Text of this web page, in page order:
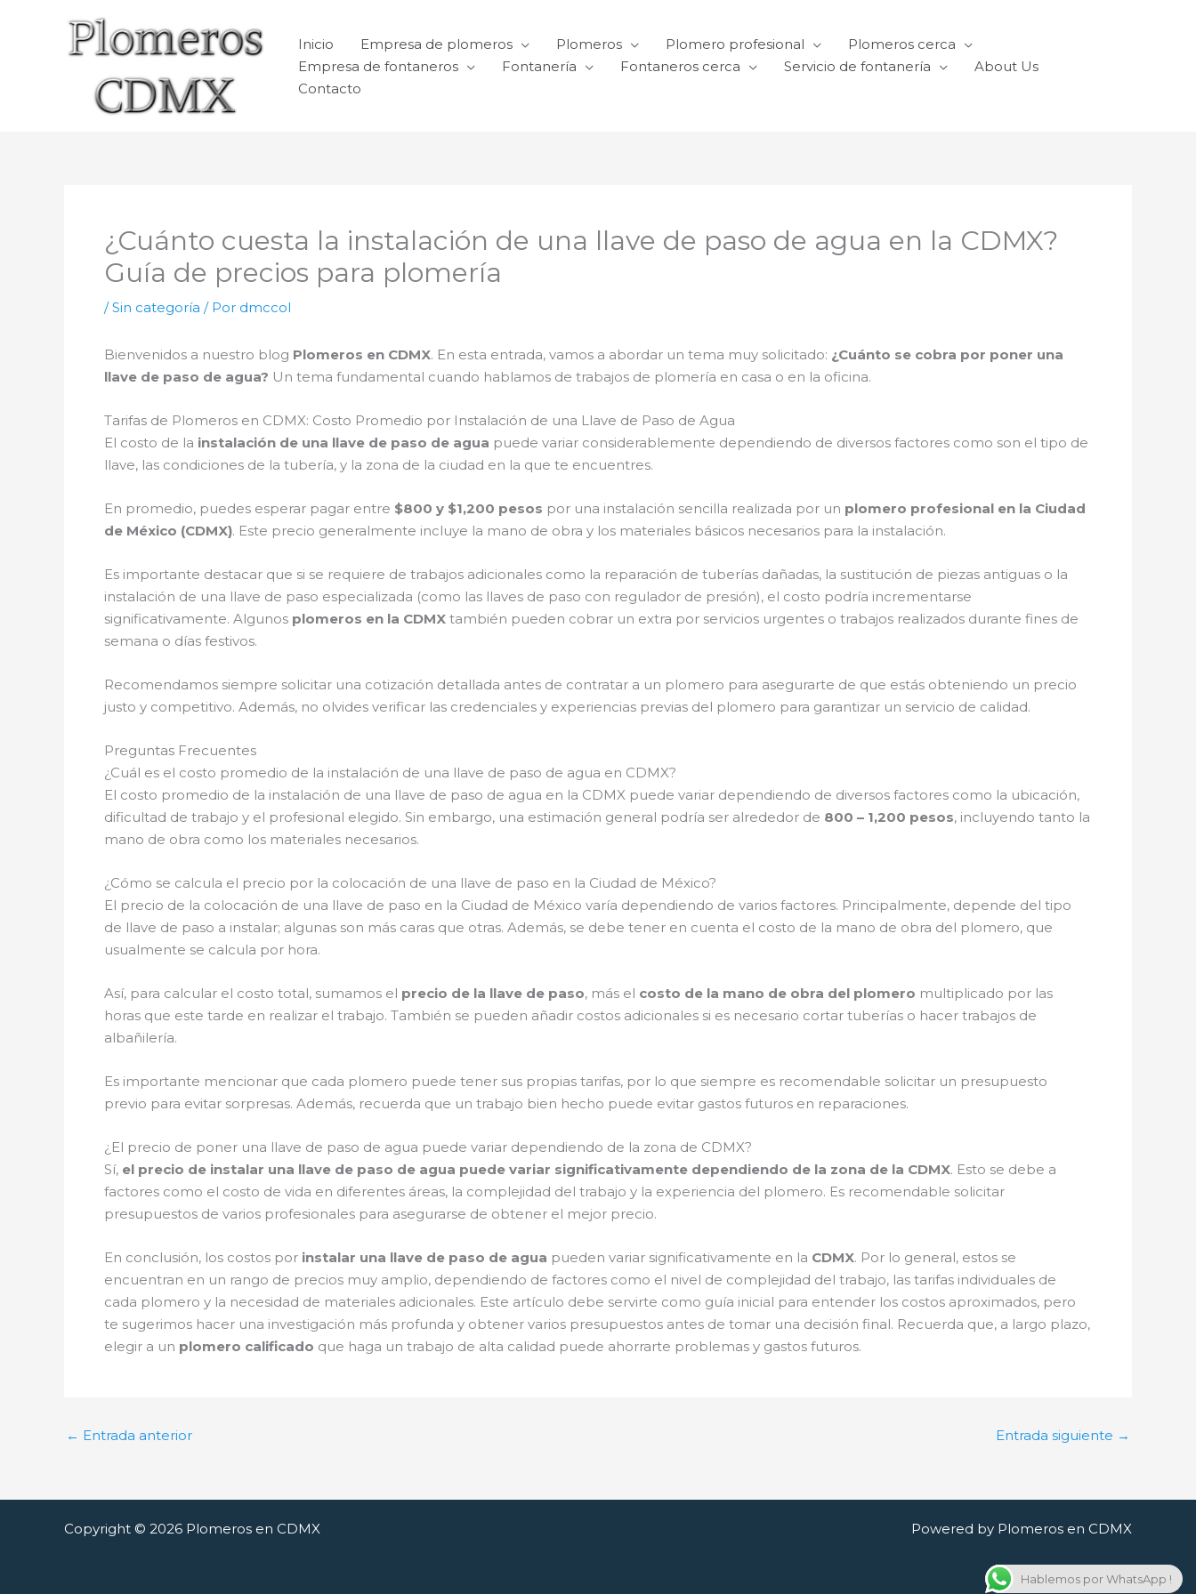
Inicio Empresa de plomeros Plomeros Plomero profesional
Plomeros cerca
Empresa de fontaneros
Fontanería Fontaneros cerca Servicio de fontanería
About Us
Contacto
¿Cuánto cuesta la instalación de una llave de paso de agua en la CDMX?
Guía de precios para plomería
/Sin categoría / Por dmccol
Bienvenidos a nuestro blog Plomeros en CDMX. En esta entrada, vamos a abordar un tema muy solicitado: ¿Cuánto se cobra por poner una
llave de paso de agua? Un tema fundamental cuando hablamos de trabajos de plomería en casa o en la oficina.
Tarifas de Plomeros en CDMX: Costo Promedio por Instalación de una Llave de Paso de Agua
El costo de la instalación de una llave de paso de agua puede variar considerablemente dependiendo de diversos factores como son el tipo de
llave, las condiciones de la tubería, y la zona de la ciudad en la que te encuentres.
En promedio, puedes esperar pagar entre $800 y $1,200 pesos por una instalación sencilla realizada por un plomero profesional en la Ciudad
de México (CDMX). Este precio generalmente incluye la mano de obra y los materiales básicos necesarios para la instalación.
Es importante destacar que si se requiere de trabajos adicionales como la reparación de tuberías dañadas, la sustitución de piezas antiguas o la
instalación de una llave de paso especializada (como las llaves de paso con regulador de presión), el costo podría incrementarse
significativamente. Algunos plomeros en la CDMX también pueden cobrar un extra por servicios urgentes o trabajos realizados durante fines de
semana o días festivos.
Recomendamos siempre solicitar una cotización detallada antes de contratar a un plomero para asegurarte de que estás obteniendo un precio
justo y competitivo. Además, no olvides verificar las credenciales y experiencias previas del plomero para garantizar un servicio de calidad.
Preguntas Frecuentes
¿Cuál es el costo promedio de la instalación de una llave de paso de agua en CDMX?
El costo promedio de la instalación de una llave de paso de agua en la CDMX puede variar dependiendo de diversos factores como la ubicación,
dificultad de trabajo y el profesional elegido. Sin embargo, una estimación general podría ser alrededor de 800 – 1,200 pesos, incluyendo tanto la
mano de obra como los materiales necesarios.
¿Cómo se calcula el precio por la colocación de una llave de paso en la Ciudad de México?
El precio de la colocación de una llave de paso en la Ciudad de México varía dependiendo de varios factores. Principalmente, depende del tipo
de llave de paso a instalar; algunas son más caras que otras. Además, se debe tener en cuenta el costo de la mano de obra del plomero, que
usualmente se calcula por hora.
Así, para calcular el costo total, sumamos el precio de la llave de paso, más el costo de la mano de obra del plomero multiplicado por las
horas que este tarde en realizar el trabajo. También se pueden añadir costos adicionales si es necesario cortar tuberías o hacer trabajos de
albañilería.
Es importante mencionar que cada plomero puede tener sus propias tarifas, por lo que siempre es recomendable solicitar un presupuesto
previo para evitar sorpresas. Además, recuerda que un trabajo bien hecho puede evitar gastos futuros en reparaciones.
¿El precio de poner una llave de paso de agua puede variar dependiendo de la zona de CDMX?
Sí, el precio de instalar una llave de paso de agua puede variar significativamente dependiendo de la zona de la CDMX. Esto se debe a
factores como el costo de vida en diferentes áreas, la complejidad del trabajo y la experiencia del plomero. Es recomendable solicitar
presupuestos de varios profesionales para asegurarse de obtener el mejor precio.
En conclusión, los costos por instalar una llave de paso de agua pueden variar significativamente en la CDMX. Por lo general, estos se
encuentran en un rango de precios muy amplio, dependiendo de factores como el nivel de complejidad del trabajo, las tarifas individuales de
cada plomero y la necesidad de materiales adicionales. Este artículo debe servirte como guía inicial para entender los costos aproximados, pero
te sugerimos hacer una investigación más profunda y obtener varios presupuestos antes de tomar una decisión final. Recuerda que, a largo plazo,
elegir a un plomero calificado que haga un trabajo de alta calidad puede ahorrarte problemas y gastos futuros.
← Entrada anterior Entrada siguiente →
Copyright © 2026 Plomeros en CDMX Powered by Plomeros en CDMX
Hablemos por WhatsApp !